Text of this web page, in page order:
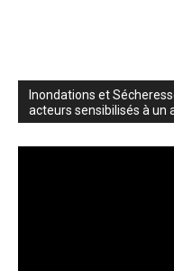
Inondations et
acteurs sensibilisés à un